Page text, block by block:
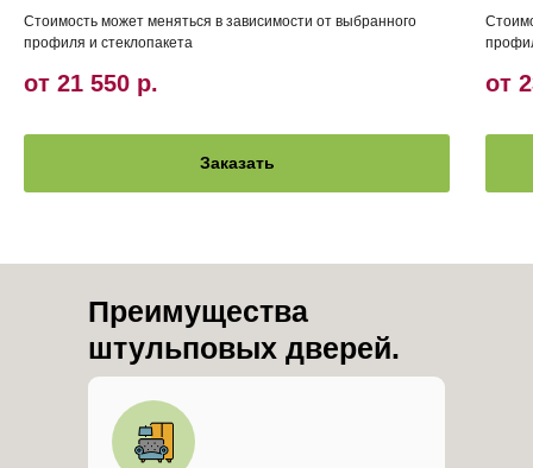
Стоимость может меняться в зависимости от выбранного
профиля и стеклопакета
от 21 550 р.
Заказать
от
Преимущества
штульповых дверей.